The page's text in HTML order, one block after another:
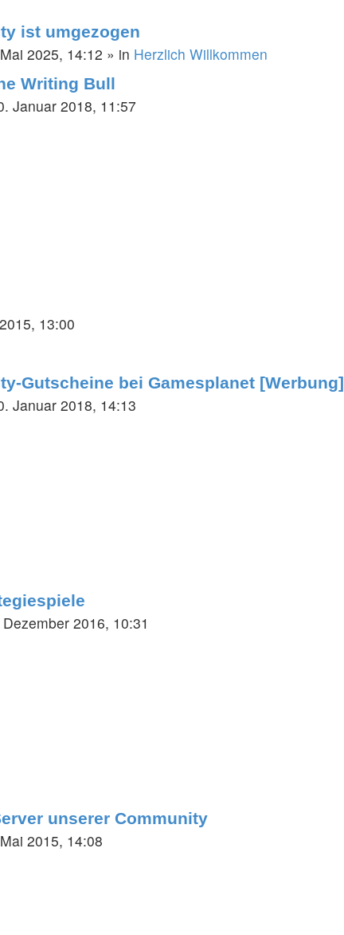
ist umgezogen
2025, 14:12 » in Herzlich Willkommen
Writing Bull
Januar 2018, 11:57
13:00
Gutscheine bei Gamesplanet [Werbung]
Januar 2018, 14:13
2016, 10:31
unserer Community
2015, 14:08